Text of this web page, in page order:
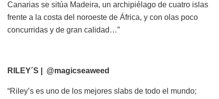
Canarias se sitúa Madeira, un archipiélago de cuatro islas
frente a la costa del noroeste de África, y con olas poco
concurridas y de gran calidad…”
RILEY´S | @magicseaweed
“Riley’s es uno de los mejores slabs de todo el mundo;